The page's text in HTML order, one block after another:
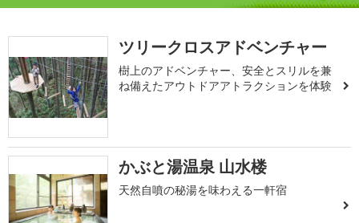
ツリークロスアドベンチャー
樹上のアドベンチャー、安全とスリルを兼
ね備えたアウトドアアトラクションを体験
かぶと湯温泉 山水楼
天然自噴の秘湯を味わえる一軒宿